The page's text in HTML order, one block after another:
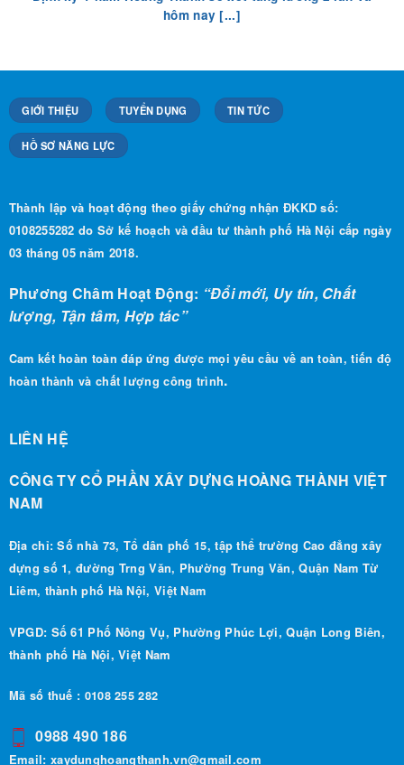
HỒ SƠ NĂNG LỰC
0108255282 do Sở kế hoạch và đầu tư thành phố Hà Nội cấp ngày
03 tháng 05 năm 2018.
lượng, Tận tâm, Hợp tác”
hoàn thành và chất lượng công trình.
CÔNG TY CỔ PHẦN XÂY DỰNG HOÀNG THÀNH VIỆT
NAM
dựng số 1, đường Trng Văn, Phường Trung Văn, Quận Nam Từ
Liêm, thành phố Hà Nội, Việt Nam
thành phố Hà Nội, Việt Nam
Email:xaydunghoangthanh.vn@gmail.com